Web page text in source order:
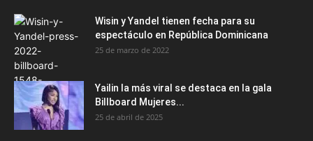
Wisin y Yandel tienen fecha para su
espectáculo en República Dominicana
25 de marzo de 2022
Yailin la más viral se destaca en la gala
Billboard Mujeres...
25 de abril de 2025